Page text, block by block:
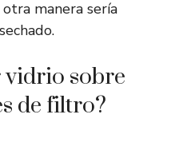
manera sería
vidrio sobre
de filtro?